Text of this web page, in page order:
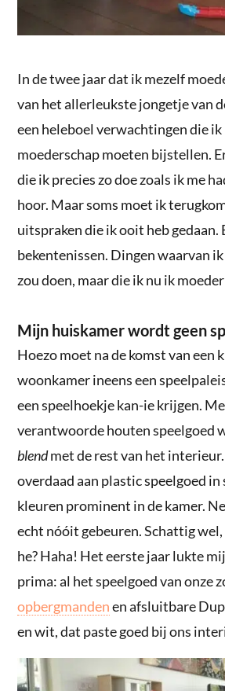
In de twee jaar dat ik mezelf
van het allerleukste jongetje van
een heleboel verwachtingen die ik
moederschap moeten bijstellen.
die ik precies zo doe zoals ik me
hoor. Maar soms moet ik
uitspraken die ik ooit heb gedaan.
bekentenissen. Dingen waarvan
zou doen, maar die ik nu ik
Mijn huiskamer wordt geen
Hoezo moet na de komst van een
woonkamer ineens een
een speelhoekje kan-ie krijgen.
verantwoorde houten speelgoed
blendmet de rest van het
overdaad aan plastic speelgoed
kleuren prominent in de kamer.
echt nóóit gebeuren. Schattig
he? Haha! Het eerste jaar lukte
prima: al het speelgoed van onze
opbergmandenen afsluitbare
en wit, dat paste goed bij ons